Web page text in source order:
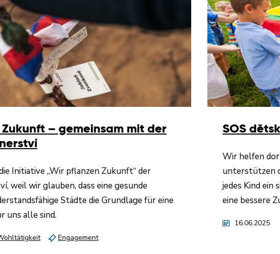
– gemeinsam mit der
Initiative „Wir pflanzen Zukunft“ der
weil wir glauben, dass eine gesunde
Städte die Grundlage für eine
uns alle sind.
Engagement
SOS
Wir helfen
unterstützen
jedes Kind ein
eine bessere
16.06.2025